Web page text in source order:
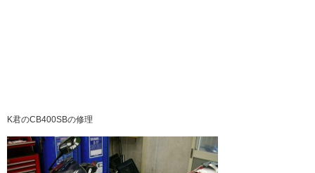
K君のCB400SBの修理